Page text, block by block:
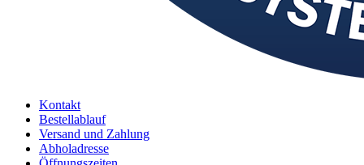
Kontakt
Bestellablauf
Versand und Zahlung
Abholadresse